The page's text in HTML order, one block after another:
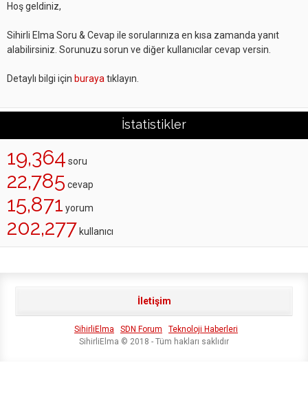
Hoş geldiniz,
Sihirli Elma Soru & Cevap ile sorularınıza en kısa zamanda yanıt
alabilirsiniz. Sorunuzu sorun ve diğer kullanıcılar cevap versin.
Detaylı bilgi için buraya tıklayın.
İstatistikler
19,364 soru
22,785 cevap
15,871 yorum
202,277 kullanıcı
İletişim
SihirliElma SDN Forum
Teknoloji Haberleri
SihirliElma © 2018 - Tüm hakları saklıdır